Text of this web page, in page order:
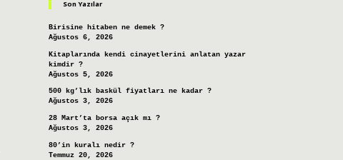
Son Yazılar
Birisine hitaben ne demek ?
Ağustos 6, 2026
Kitaplarında kendi cinayetlerini anlatan yazar
kimdir ?
Ağustos 5, 2026
500 kg’lık baskül fiyatları ne kadar ?
Ağustos 3, 2026
28 Mart’ta borsa açık mı ?
Ağustos 3, 2026
80’in kuralı nedir ?
Temmuz 20, 2026